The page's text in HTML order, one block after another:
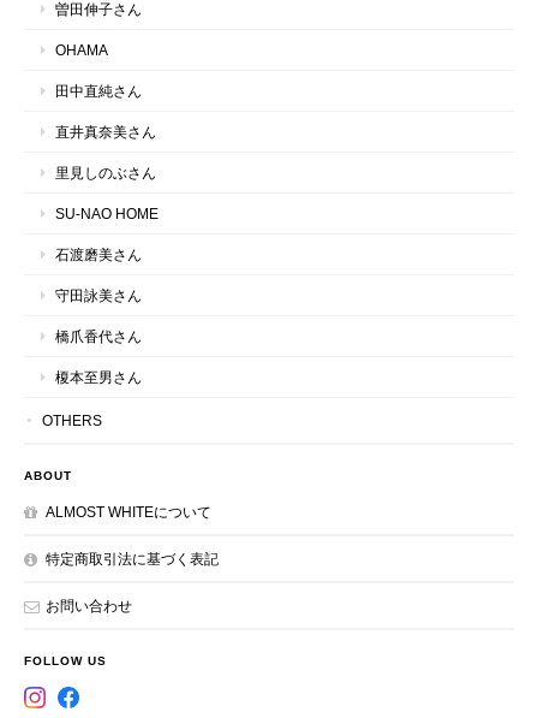
曽田伸子さん
OHAMA
田中直純さん
直井真奈美さん
里見しのぶさん
SU-NAO HOME
石渡磨美さん
守田詠美さん
橋爪香代さん
榎本至男さん
OTHERS
ABOUT
ALMOST WHITEについて
特定商取引法に基づく表記
お問い合わせ
FOLLOW US